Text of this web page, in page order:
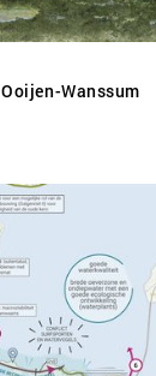
Wanssum